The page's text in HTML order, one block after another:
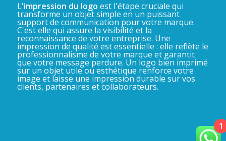
L'impression du logo est l'étape cruciale qui
transforme un objet simple en un puissant
support de communication pour votre marque.
C'est elle qui assure la visibilité et la
reconnaissance de votre entreprise. Une
impression de qualité est essentielle : elle reflète le
professionnalisme de votre marque et garantit
que votre message perdure. Un logo bien imprimé
sur un objet utile ou esthétique renforce votre
image et laisse une impression durable sur vos
clients, partenaires et collaborateurs.
1